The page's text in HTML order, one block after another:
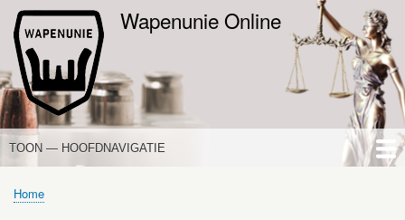
Overslaan
en
Wapenunie Online
HOOFDNAVIGATIE
TOON — HOOFDNAVIGATIE
HOME
NIEUWS
DE WAPENWET
STANDPUNTEN
PORTALEN
OVER WAPENUNIE
Kruimelpad
Home